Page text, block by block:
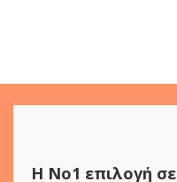
Η Νο1 επιλογή σε